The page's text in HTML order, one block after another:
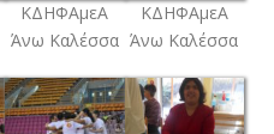
ΚΔΗΦΑμεΑ
Άνω Καλέσσα
ΚΔΗΦΑμεΑ
Άνω Καλέσσα